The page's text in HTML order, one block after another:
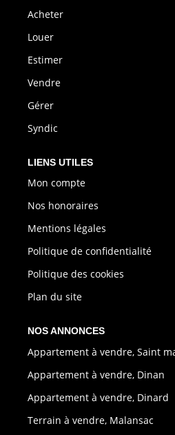
Acheter
Louer
Estimer
Vendre
Gérer
Syndic
LIENS UTILES
Mon compte
Nos honoraires
Mentions légales
Politique de confidentialité
Politique des cookies
Plan du site
NOS ANNONCES
Appartement à vendre, Saint
Appartement à vendre, Dinan
Appartement à vendre, Dinard
Terrain à vendre, Malansac